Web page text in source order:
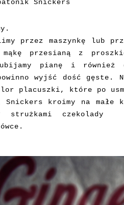
Snickers
przez maszynkę lub
mąkę przesianą z
pianę i również
wyjść dość gęste.
placuszki, które po
Snickers kroimy na małe
strużkami